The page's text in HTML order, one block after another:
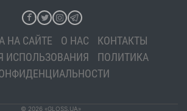
НА САЙТЕ О НАС
КОНТАКТЫ
ИСПОЛЬЗОВАНИЯ
ПОЛИТИКА
© 2026 «GLOSS.UA»